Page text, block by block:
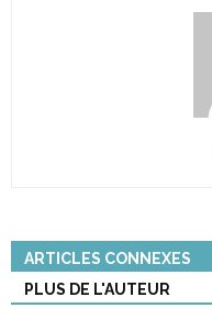
ARTICLES CONNEXES
PLUS DE L'AUTEUR